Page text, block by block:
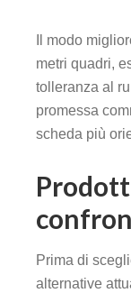
Il modo
metri quadri,
tolleranza al
promessa
scheda più
Prima di
alternative